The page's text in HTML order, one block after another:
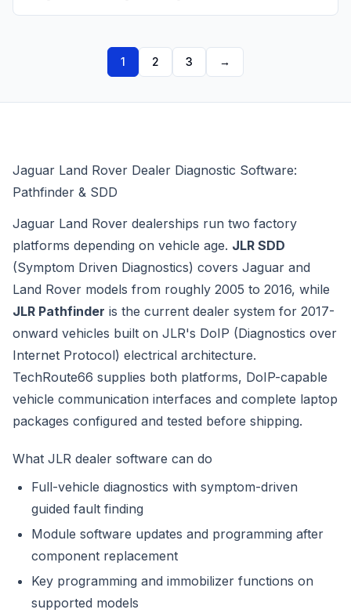
1 2 3 →
Jaguar Land Rover Dealer Diagnostic Software:
Pathfinder & SDD
Jaguar Land Rover dealerships run two factory
platforms depending on vehicle age. JLR SDD
(Symptom Driven Diagnostics) covers Jaguar and
Land Rover models from roughly 2005 to 2016, while
JLR Pathfinder is the current dealer system for 2017-
onward vehicles built on JLR's DoIP (Diagnostics over
Internet Protocol) electrical architecture.
TechRoute66 supplies both platforms, DoIP-capable
vehicle communication interfaces and complete laptop
packages configured and tested before shipping.
What JLR dealer software can do
Full-vehicle diagnostics with symptom-driven
guided fault finding
Module software updates and programming after
component replacement
Key programming and immobilizer functions on
supported models